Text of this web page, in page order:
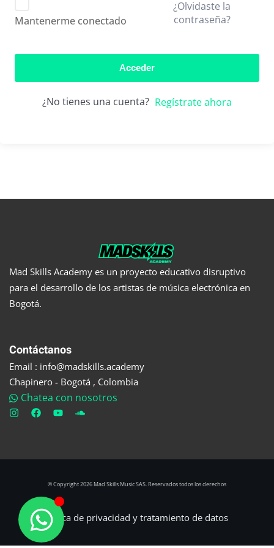
Mantenerme conectado
¿Olvidaste la
contraseña?
Acceder
¿No tienes una cuenta? Regístrate ahora
Mad Skills Academy es un proyecto educativo disruptivo
para el desarrollo de los artistas de música electrónica en
Bogotá.
Contáctanos
Email : info@madskills.academy
Chapinero - Bogotá , Colombia
Chatea con nosotros
© Copyright 2026 Mad Skills Music SAS. Reservados todos los derechos
Política de privacidad y tratamiento de datos